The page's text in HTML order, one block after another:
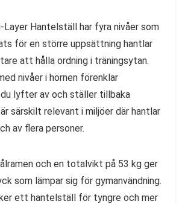
Hantelställ har fyra nivåer som
för en större uppsättning hantlar
att hålla ordning i träningsytan.
nivåer i hörnen förenklar
lyfter av och ställer tillbaka
särskilt relevant i miljöer där hantlar
av flera personer.
och en totalvikt på 53 kg ger
som lämpar sig för gymanvändning.
ett hantelställ för tyngre och mer